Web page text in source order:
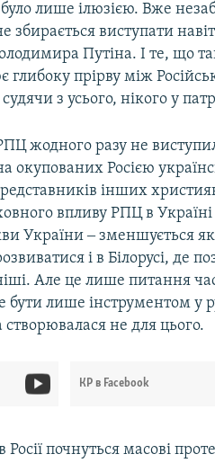
було лише ілюзією. Вже
збирається виступати
Путіна. І те, що
глибоку прірву між
з усього, нікого у
жодного разу не
окупованих Росією
інших
впливу РПЦ в
України ‒ зменшується
і в Білорусі, де
Але це лише питання
лише інструментом у
не для цього.
КР в Facebook
почнуться масові